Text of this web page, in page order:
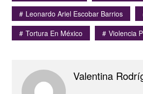
Leonardo Ariel Escobar Barrios
Tortura En México
Violencia
Valentina